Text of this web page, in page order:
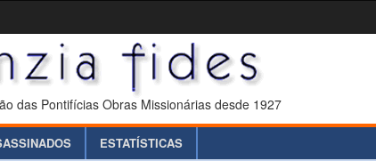
das Pontifícias Obras Missionárias desde 1927
ESTATÍSTICAS